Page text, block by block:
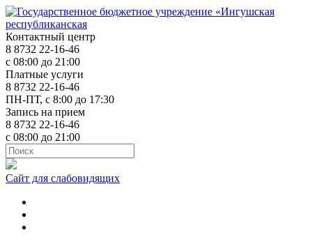
Контактный центр
8 8732 22-16-46
с 08:00 до 21:00
Платные услуги
8 8732 22-16-46
ПН-ПТ, с 8:00 до 17:30
Запись на прием
8 8732 22-16-46
с 08:00 до 21:00
Сайт для слабовидящих